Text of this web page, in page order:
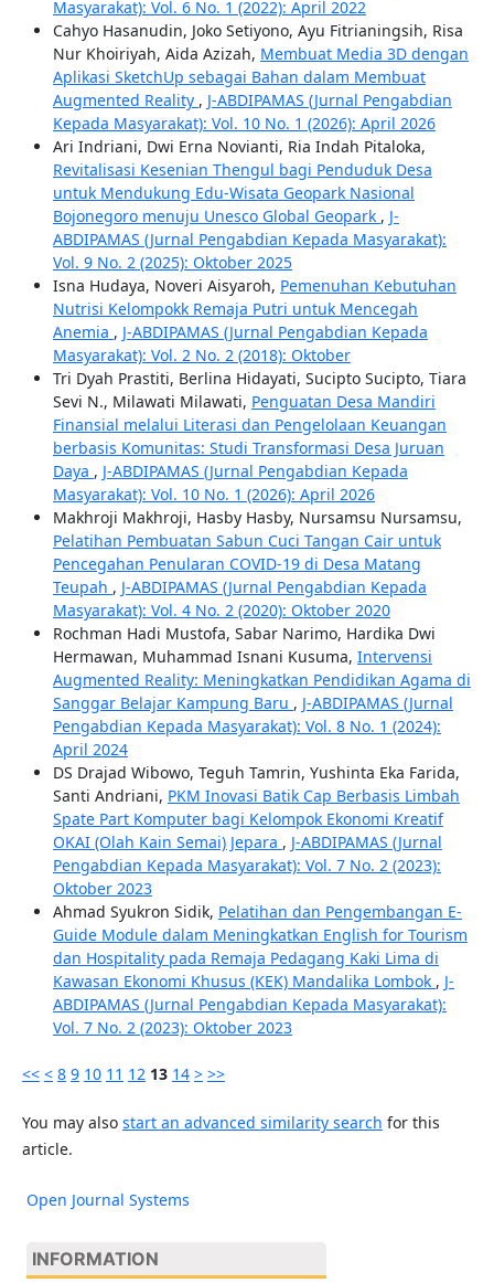
Masyarakat): Vol. 6 No. 1 (2022): April 2022
Cahyo Hasanudin, Joko Setiyono, Ayu Fitrianingsih, Risa
Nur Khoiriyah, Aida Azizah, Membuat Media 3D dengan
Aplikasi SketchUp sebagai Bahan dalam Membuat
Augmented Reality , J-ABDIPAMAS (Jurnal Pengabdian
Kepada Masyarakat): Vol. 10 No. 1 (2026): April 2026
Ari Indriani, Dwi Erna Novianti, Ria Indah Pitaloka,
Revitalisasi Kesenian Thengul bagi Penduduk Desa
untuk Mendukung Edu-Wisata Geopark Nasional
Bojonegoro menuju Unesco Global Geopark , J-
ABDIPAMAS (Jurnal Pengabdian Kepada Masyarakat):
Vol. 9 No. 2 (2025): Oktober 2025
Isna Hudaya, Noveri Aisyaroh, Pemenuhan Kebutuhan
Nutrisi Kelompokk Remaja Putri untuk Mencegah
Anemia , J-ABDIPAMAS (Jurnal Pengabdian Kepada
Masyarakat): Vol. 2 No. 2 (2018): Oktober
Tri Dyah Prastiti, Berlina Hidayati, Sucipto Sucipto, Tiara
Sevi N., Milawati Milawati, Penguatan Desa Mandiri
Finansial melalui Literasi dan Pengelolaan Keuangan
berbasis Komunitas: Studi Transformasi Desa Juruan
Daya , J-ABDIPAMAS (Jurnal Pengabdian Kepada
Masyarakat): Vol. 10 No. 1 (2026): April 2026
Makhroji Makhroji, Hasby Hasby, Nursamsu Nursamsu,
Pelatihan Pembuatan Sabun Cuci Tangan Cair untuk
Pencegahan Penularan COVID-19 di Desa Matang
Teupah , J-ABDIPAMAS (Jurnal Pengabdian Kepada
Masyarakat): Vol. 4 No. 2 (2020): Oktober 2020
Rochman Hadi Mustofa, Sabar Narimo, Hardika Dwi
Hermawan, Muhammad Isnani Kusuma, Intervensi
Augmented Reality: Meningkatkan Pendidikan Agama di
Sanggar Belajar Kampung Baru , J-ABDIPAMAS (Jurnal
Pengabdian Kepada Masyarakat): Vol. 8 No. 1 (2024):
April 2024
DS Drajad Wibowo, Teguh Tamrin, Yushinta Eka Farida,
Santi Andriani, PKM Inovasi Batik Cap Berbasis Limbah
Spate Part Komputer bagi Kelompok Ekonomi Kreatif
OKAI (Olah Kain Semai) Jepara , J-ABDIPAMAS (Jurnal
Pengabdian Kepada Masyarakat): Vol. 7 No. 2 (2023):
Oktober 2023
Ahmad Syukron Sidik, Pelatihan dan Pengembangan E-
Guide Module dalam Meningkatkan English for Tourism
dan Hospitality pada Remaja Pedagang Kaki Lima di
Kawasan Ekonomi Khusus (KEK) Mandalika Lombok , J-
ABDIPAMAS (Jurnal Pengabdian Kepada Masyarakat):
Vol. 7 No. 2 (2023): Oktober 2023
<< < 8 9 10 11 12 13 14 > >>
You may also start an advanced similarity search for this
article.
Open Journal Systems
INFORMATION